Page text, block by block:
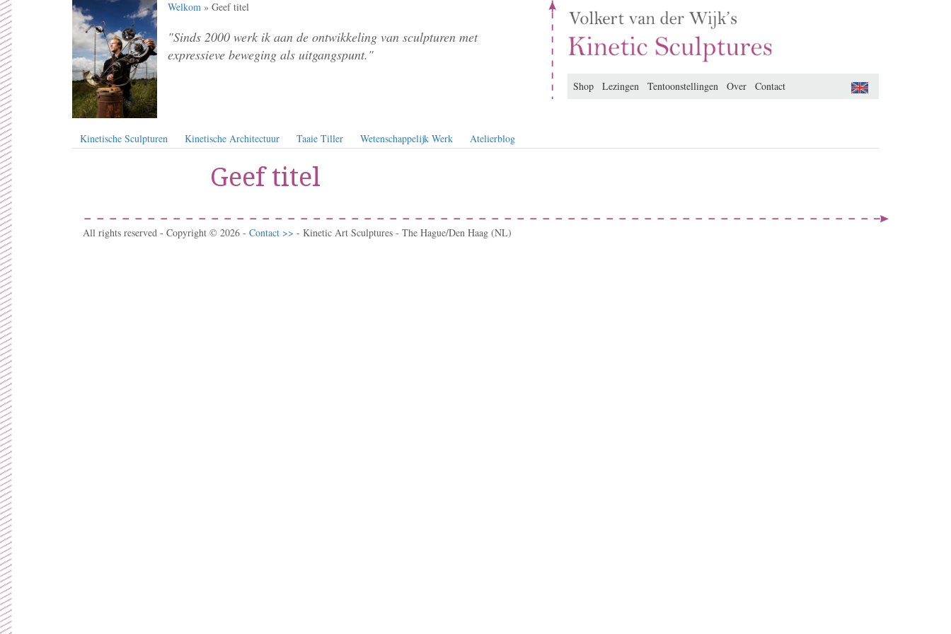
Shop Lezingen Tentoonstellingen Over Contact
Welkom » Geef titel
"Sinds 2000 werk ik aan de ontwikkeling van sculpturen met
expressieve beweging als uitgangspunt."
Kinetische Sculpturen Kinetische Architectuur Taaie Tiller Wetenschappelijk Werk Atelierblog
Geef titel
All rights reserved - Copyright © 2026 - Contact >> - Kinetic Art Sculptures - The Hague/Den Haag (NL)